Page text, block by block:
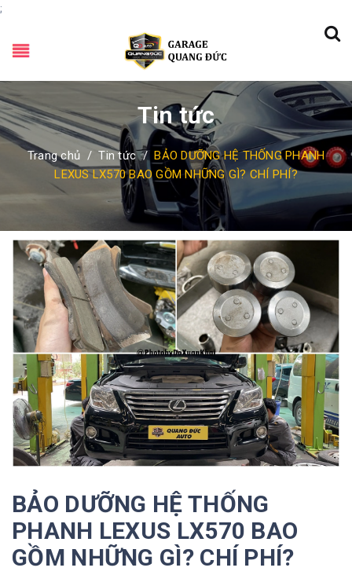
;
Tin tức
Trang chủ / Tin tức / BẢO DƯỠNG HỆ THỐNG PHANH
LEXUS LX570 BAO GỒM NHỮNG GÌ? CHÍ PHÍ?
BẢO DƯỠNG HỆ THỐNG
PHANH LEXUS LX570 BAO
GỒM NHỮNG GÌ? CHÍ PHÍ?